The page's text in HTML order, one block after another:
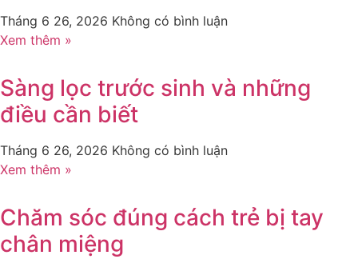
Tháng 6 26, 2026 Không có bình luận
Xem thêm »
Sàng lọc trước sinh và những
điều cần biết
Tháng 6 26, 2026 Không có bình luận
Xem thêm »
Chăm sóc đúng cách trẻ bị tay
chân miệng